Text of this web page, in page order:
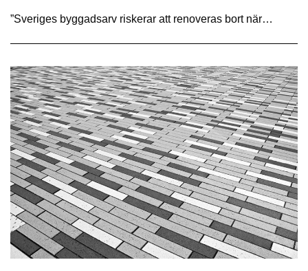
”Sveriges byggadsarv riskerar att renoveras bort när…